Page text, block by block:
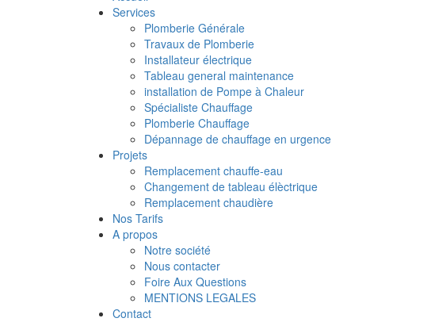
Services
Plomberie Générale
Travaux de Plomberie
Installateur électrique
Tableau general maintenance
installation de Pompe à Chaleur
Spécialiste Chauffage
Plomberie Chauffage
Dépannage de chauffage en urgence
Projets
Remplacement chauffe-eau
Changement de tableau élèctrique
Remplacement chaudière
Nos Tarifs
A propos
Notre société
Nous contacter
Foire Aux Questions
MENTIONS LEGALES
Contact